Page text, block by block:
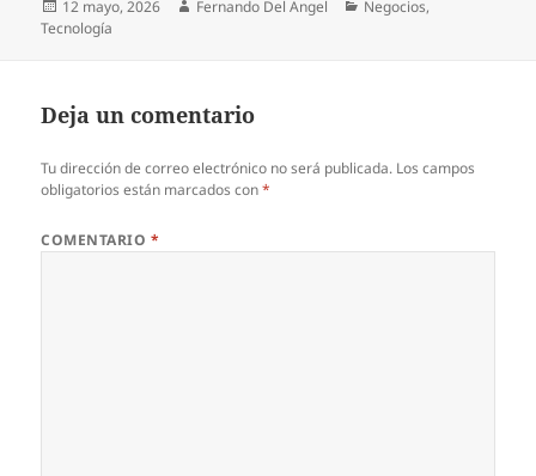
Publicado
el
12 mayo, 2026 Autor
Fernando Del Angel Categorías
Negocios,
Tecnología
Deja un comentario
Tu dirección de correo electrónico no será publicada. Los campos
obligatorios están marcados con*
COMENTARIO *